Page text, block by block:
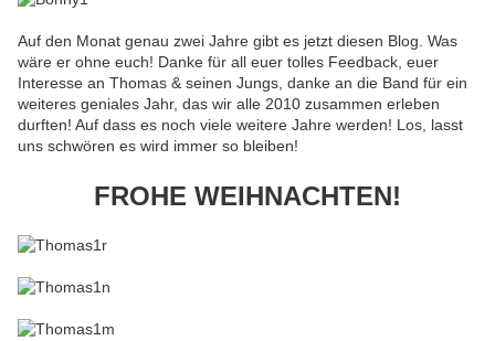
Auf den Monat genau zwei Jahre gibt es jetzt diesen Blog. Was
wäre er ohne euch! Danke für all euer tolles Feedback, euer
Interesse an Thomas & seinen Jungs, danke an die Band für ein
weiteres geniales Jahr, das wir alle 2010 zusammen erleben
durften! Auf dass es noch viele weitere Jahre werden! Los, lasst
uns schwören es wird immer so bleiben!
FROHE WEIHNACHTEN!